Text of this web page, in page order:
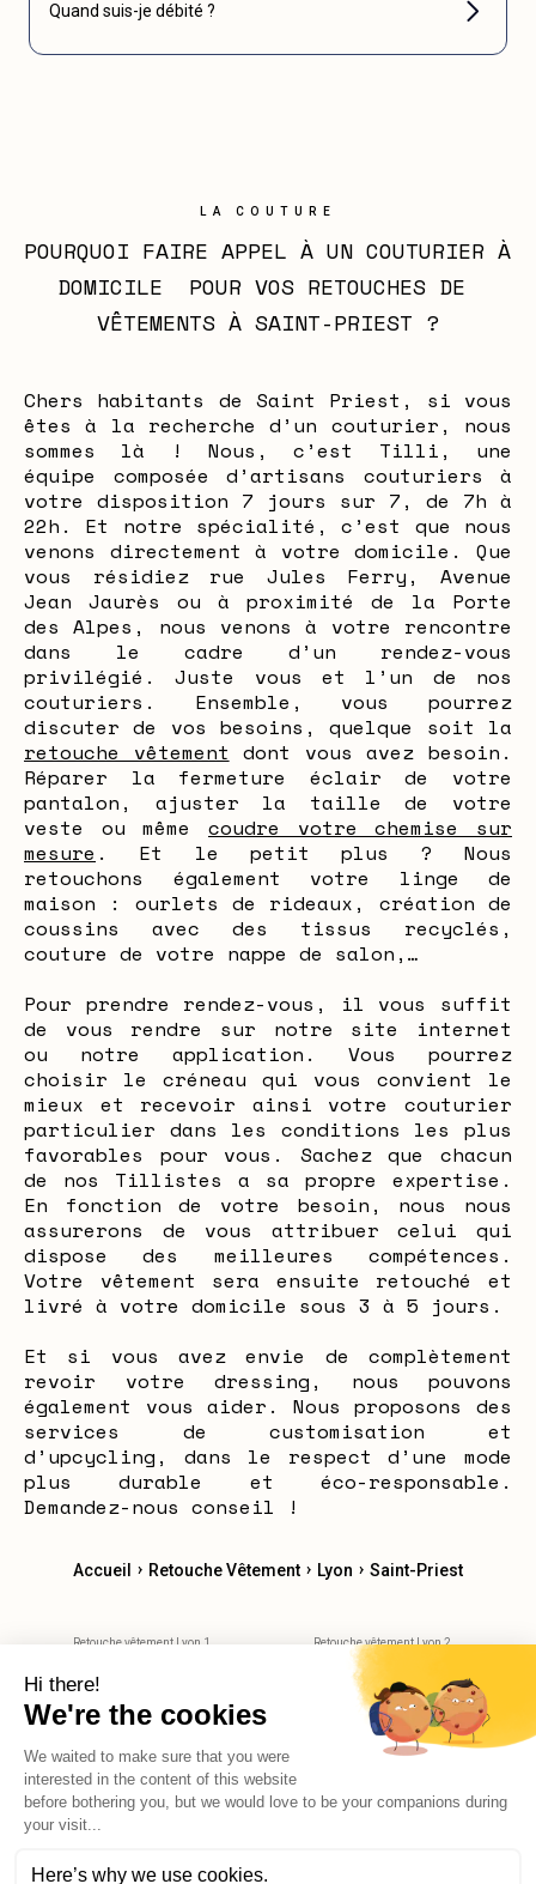
Quand suis-je débité ?
LA COUTURE
POURQUOI FAIRE APPEL À UN COUTURIER À
DOMICILE  POUR VOS RETOUCHES DE
VÊTEMENTS À SAINT-PRIEST ?
Chers habitants de Saint Priest, si vous
êtes à la recherche d’un couturier, nous
sommes là ! Nous, c’est Tilli, une
équipe composée d’artisans couturiers à
votre disposition 7 jours sur 7, de 7h à
22h. Et notre spécialité, c’est que nous
venons directement à votre domicile. Que
vous résidiez rue Jules Ferry, Avenue
Jean Jaurès ou à proximité de la Porte
des Alpes, nous venons à votre rencontre
dans le cadre d’un rendez-vous
privilégié. Juste vous et l’un de nos
couturiers. Ensemble, vous pourrez
discuter de vos besoins, quelque soit la
retouche vêtement dont vous avez besoin.
Réparer la fermeture éclair de votre
pantalon, ajuster la taille de votre
veste ou même coudre votre chemise sur
mesure . Et le petit plus ? Nous
retouchons également votre linge de
maison : ourlets de rideaux, création de
coussins avec des tissus recyclés,
couture de votre nappe de salon,…
Pour prendre rendez-vous, il vous suffit
de vous rendre sur notre site internet
ou notre application. Vous pourrez
choisir le créneau qui vous convient le
mieux et recevoir ainsi votre couturier
particulier dans les conditions les plus
favorables pour vous. Sachez que chacun
de nos Tillistes a sa propre expertise.
En fonction de votre besoin, nous nous
assurerons de vous attribuer celui qui
dispose des meilleures compétences.
Votre vêtement sera ensuite retouché et
livré à votre domicile sous 3 à 5 jours.
Et si vous avez envie de complètement
revoir votre dressing, nous pouvons
également vous aider. Nous proposons des
services de customisation et
d’upcycling, dans le respect d’une mode
plus durable et éco-responsable.
Demandez-nous conseil !
Accueil › Retouche Vêtement › Lyon › Saint-Priest
Retouche vêtement Lyon 1
Retouche vêtement Lyon 2
Retouche vêtement Lyon 4
Retouche vêtement Lyon 5
Retouche vêtement Lyon 6
Retouche vêtement Lyon 7
Retouche vêtement Lyon 8
Retouche vêtement Villeurbane
Retouche vêtement Bron